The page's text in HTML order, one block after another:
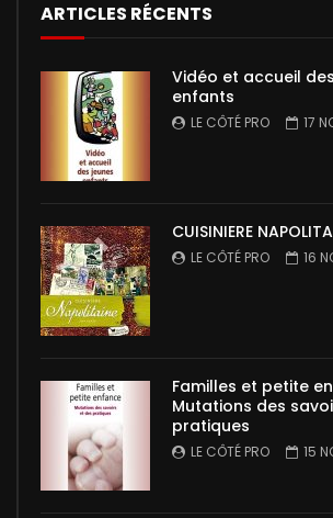
ARTICLES RÉCENTS
Vidéo et accueil
enfants
LE CÔTÉ PRO 17
CUISINIERE
LE CÔTÉ PRO 16
Familles et petite
Mutations des
pratiques
LE CÔTÉ PRO 15